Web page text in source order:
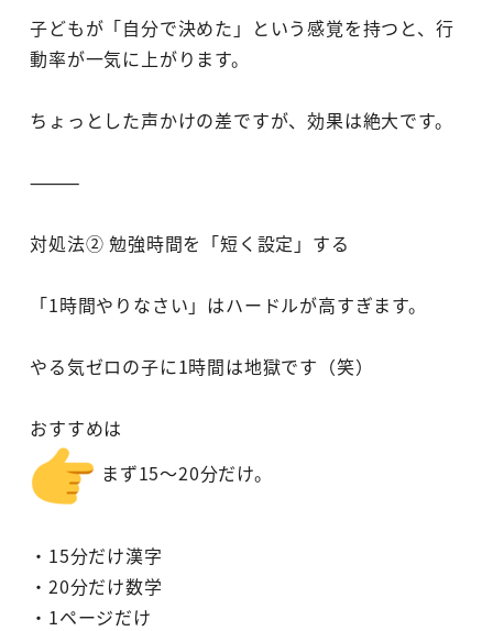
子どもが「自分で決めた」という感覚を持つと、行
動率が一気に上がります。
ちょっとした声かけの差ですが、効果は絶大です。
⸻
対処法② 勉強時間を「短く設定」する
「1時間やりなさい」はハードルが高すぎます。
やる気ゼロの子に1時間は地獄です（笑）
おすすめは
まず15～20分だけ。
・15分だけ漢字
・20分だけ数学
・1ページだけ